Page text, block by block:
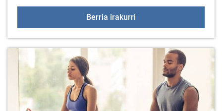
Berria irakurri